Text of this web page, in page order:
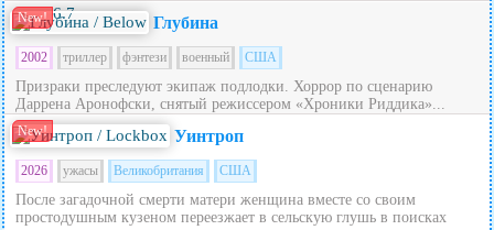
New! 6.7 Глубина
2002 триллер фэнтези военный США
Призраки преследуют экипаж подлодки. Хоррор по сценарию
Даррена Аронофски, снятый режиссером «Хроники Риддика»...
New! Уинтроп
2026 ужасы Великобритания США
После загадочной смерти матери женщина вместе со своим
простодушным кузеном переезжает в сельскую глушь в поисках